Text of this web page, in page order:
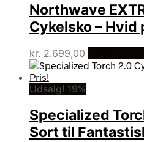
Northwave
Cykelsko – Hvid
kr. 2.699,00
Udsalg! 19%
Specialized
Sort til